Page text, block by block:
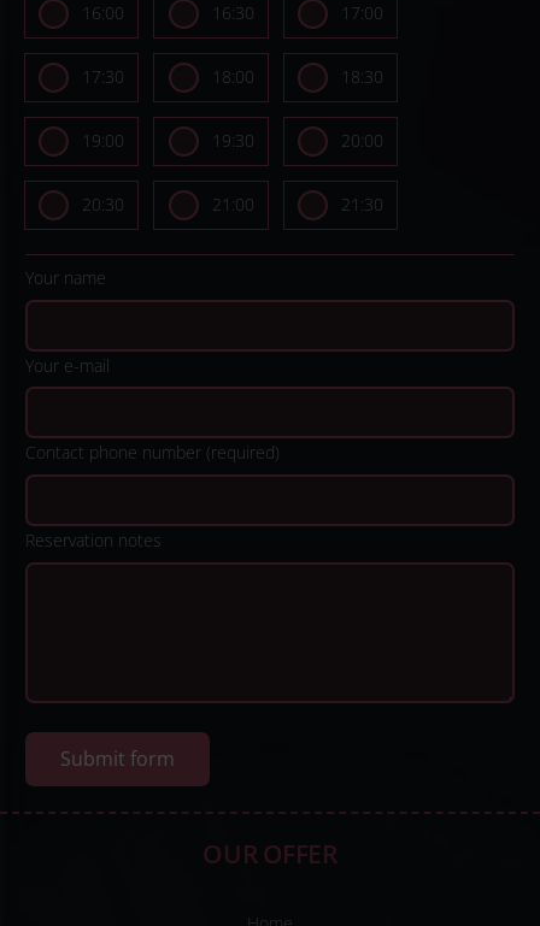
16:00 16:30 17:00
17:30 18:00 18:30
19:00 19:30 20:00
20:30 21:00 21:30
Your name
Your e-mail
Contact phone number (required)
Reservation notes
OUR OFFER